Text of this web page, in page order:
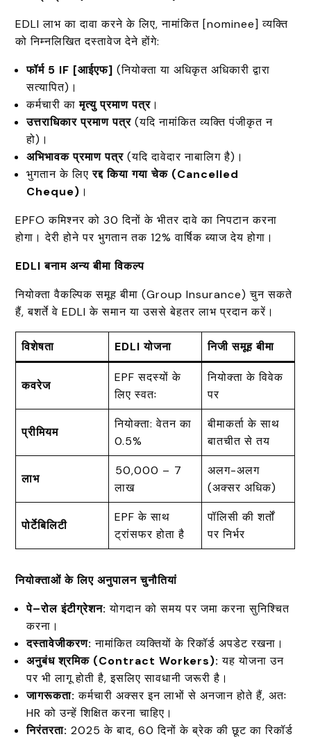
EDLI लाभ का दावा करने के लिए, नामांकित [nominee] व्यक्ति
को निम्नलिखित दस्तावेज देने होंगे:
फॉर्म 5 IF [आईएफ] (नियोक्ता या अधिकृत अधिकारी द्वारा
सत्यापित)।
कर्मचारी कामृत्यु प्रमाण पत्र ।
उत्तराधिकार प्रमाण पत्र (यदि नामांकित व्यक्ति पंजीकृत न
हो)।
अभिभावक प्रमाण पत्र (यदि दावेदार नाबालिग है)।
भुगतान के लिएरद्द किया गया चेक (Cancelled
Cheque) ।
EPFO कमिश्नर को 30 दिनों के भीतर दावे का निपटान करना
होगा। देरी होने पर भुगतान तक 12% वार्षिक ब्याज देय होगा।
EDLIबनाम अन्य बीमा विकल्प
नियोक्ता वैकल्पिक समूह बीमा (Group Insurance) चुन सकते
हैं, बशर्ते वे EDLI के समान या उससे बेहतर लाभ प्रदान करें।
विशेषता EDLIयोजना निजी समूह बीमा
कवरेज
EPF सदस्यों के
लिए स्वतः
नियोक्ता के विवेक
पर
प्रीमियम
नियोक्ता: वेतन का
0.5%
बीमाकर्ता के साथ
बातचीत से तय
लाभ
₹50,000 – ₹7
लाख
अलग-अलग
(अक्सर अधिक)
पोर्टेबिलिटी
EPF के साथ
ट्रांसफर होता है
पॉलिसी की शर्तों
पर निर्भर
नियोक्ताओं के लिए अनुपालन चुनौतियां
पे–रोल इंटीग्रेशन: योगदान को समय पर जमा करना सुनिश्चित
करना।
दस्तावेजीकरण: नामांकित व्यक्तियों के रिकॉर्ड अपडेट रखना।
अनुबंध श्रमिक (Contract Workers): यह योजना उन
पर भी लागू होती है, इसलिए सावधानी जरूरी है।
जागरूकता: कर्मचारी अक्सर इन लाभों से अनजान होते हैं, अतः
HR को उन्हें शिक्षित करना चाहिए।
निरंतरता: 2025 के बाद, 60 दिनों के ब्रेक की छूट का रिकॉर्ड